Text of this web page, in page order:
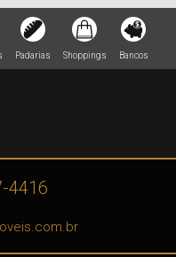
Padarias Shoppings Bancos
4416